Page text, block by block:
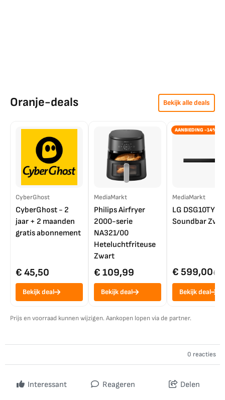
Oranje-deals Bekijk alle deals
CyberGhost
CyberGhost - 2
jaar + 2 maanden
gratis abonnement
€ 45,50
Bekijk deal
MediaMarkt
Philips Airfryer
2000-serie
NA321/00
Heteluchtfriteuse
Zwart
€ 109,99
Bekijk deal
AANBIEDING -14%
MediaMarkt
LG DSG10TY
Soundbar
€ 599,00€
Bekijk deal
Prijs en voorraad kunnen wijzigen. Aankopen lopen via de partner.
0 reacties
Interessant Reageren Delen